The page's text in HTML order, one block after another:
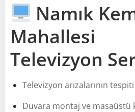
Namık
Mahallesi
Televizyon
Televizyon arızalarının tespiti
Duvara montaj ve masaüstü